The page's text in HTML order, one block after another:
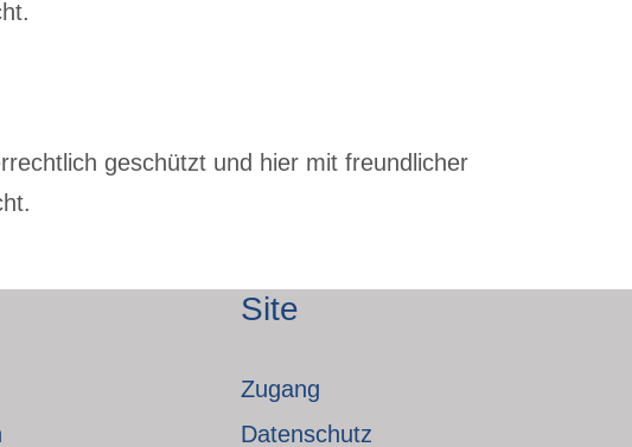
geschützt und hier mit freundlicher
Site
Zugang
Datenschutz